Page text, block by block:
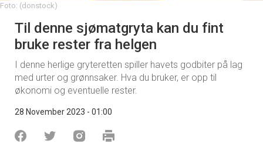
Foto: (donstock)
Til denne sjømatgryta kan du fint
bruke rester fra helgen
I denne herlige gryteretten spiller havets godbiter på lag
med urter og grønnsaker. Hva du bruker, er opp til
økonomi og eventuelle rester.
28 November 2023 - 01:00